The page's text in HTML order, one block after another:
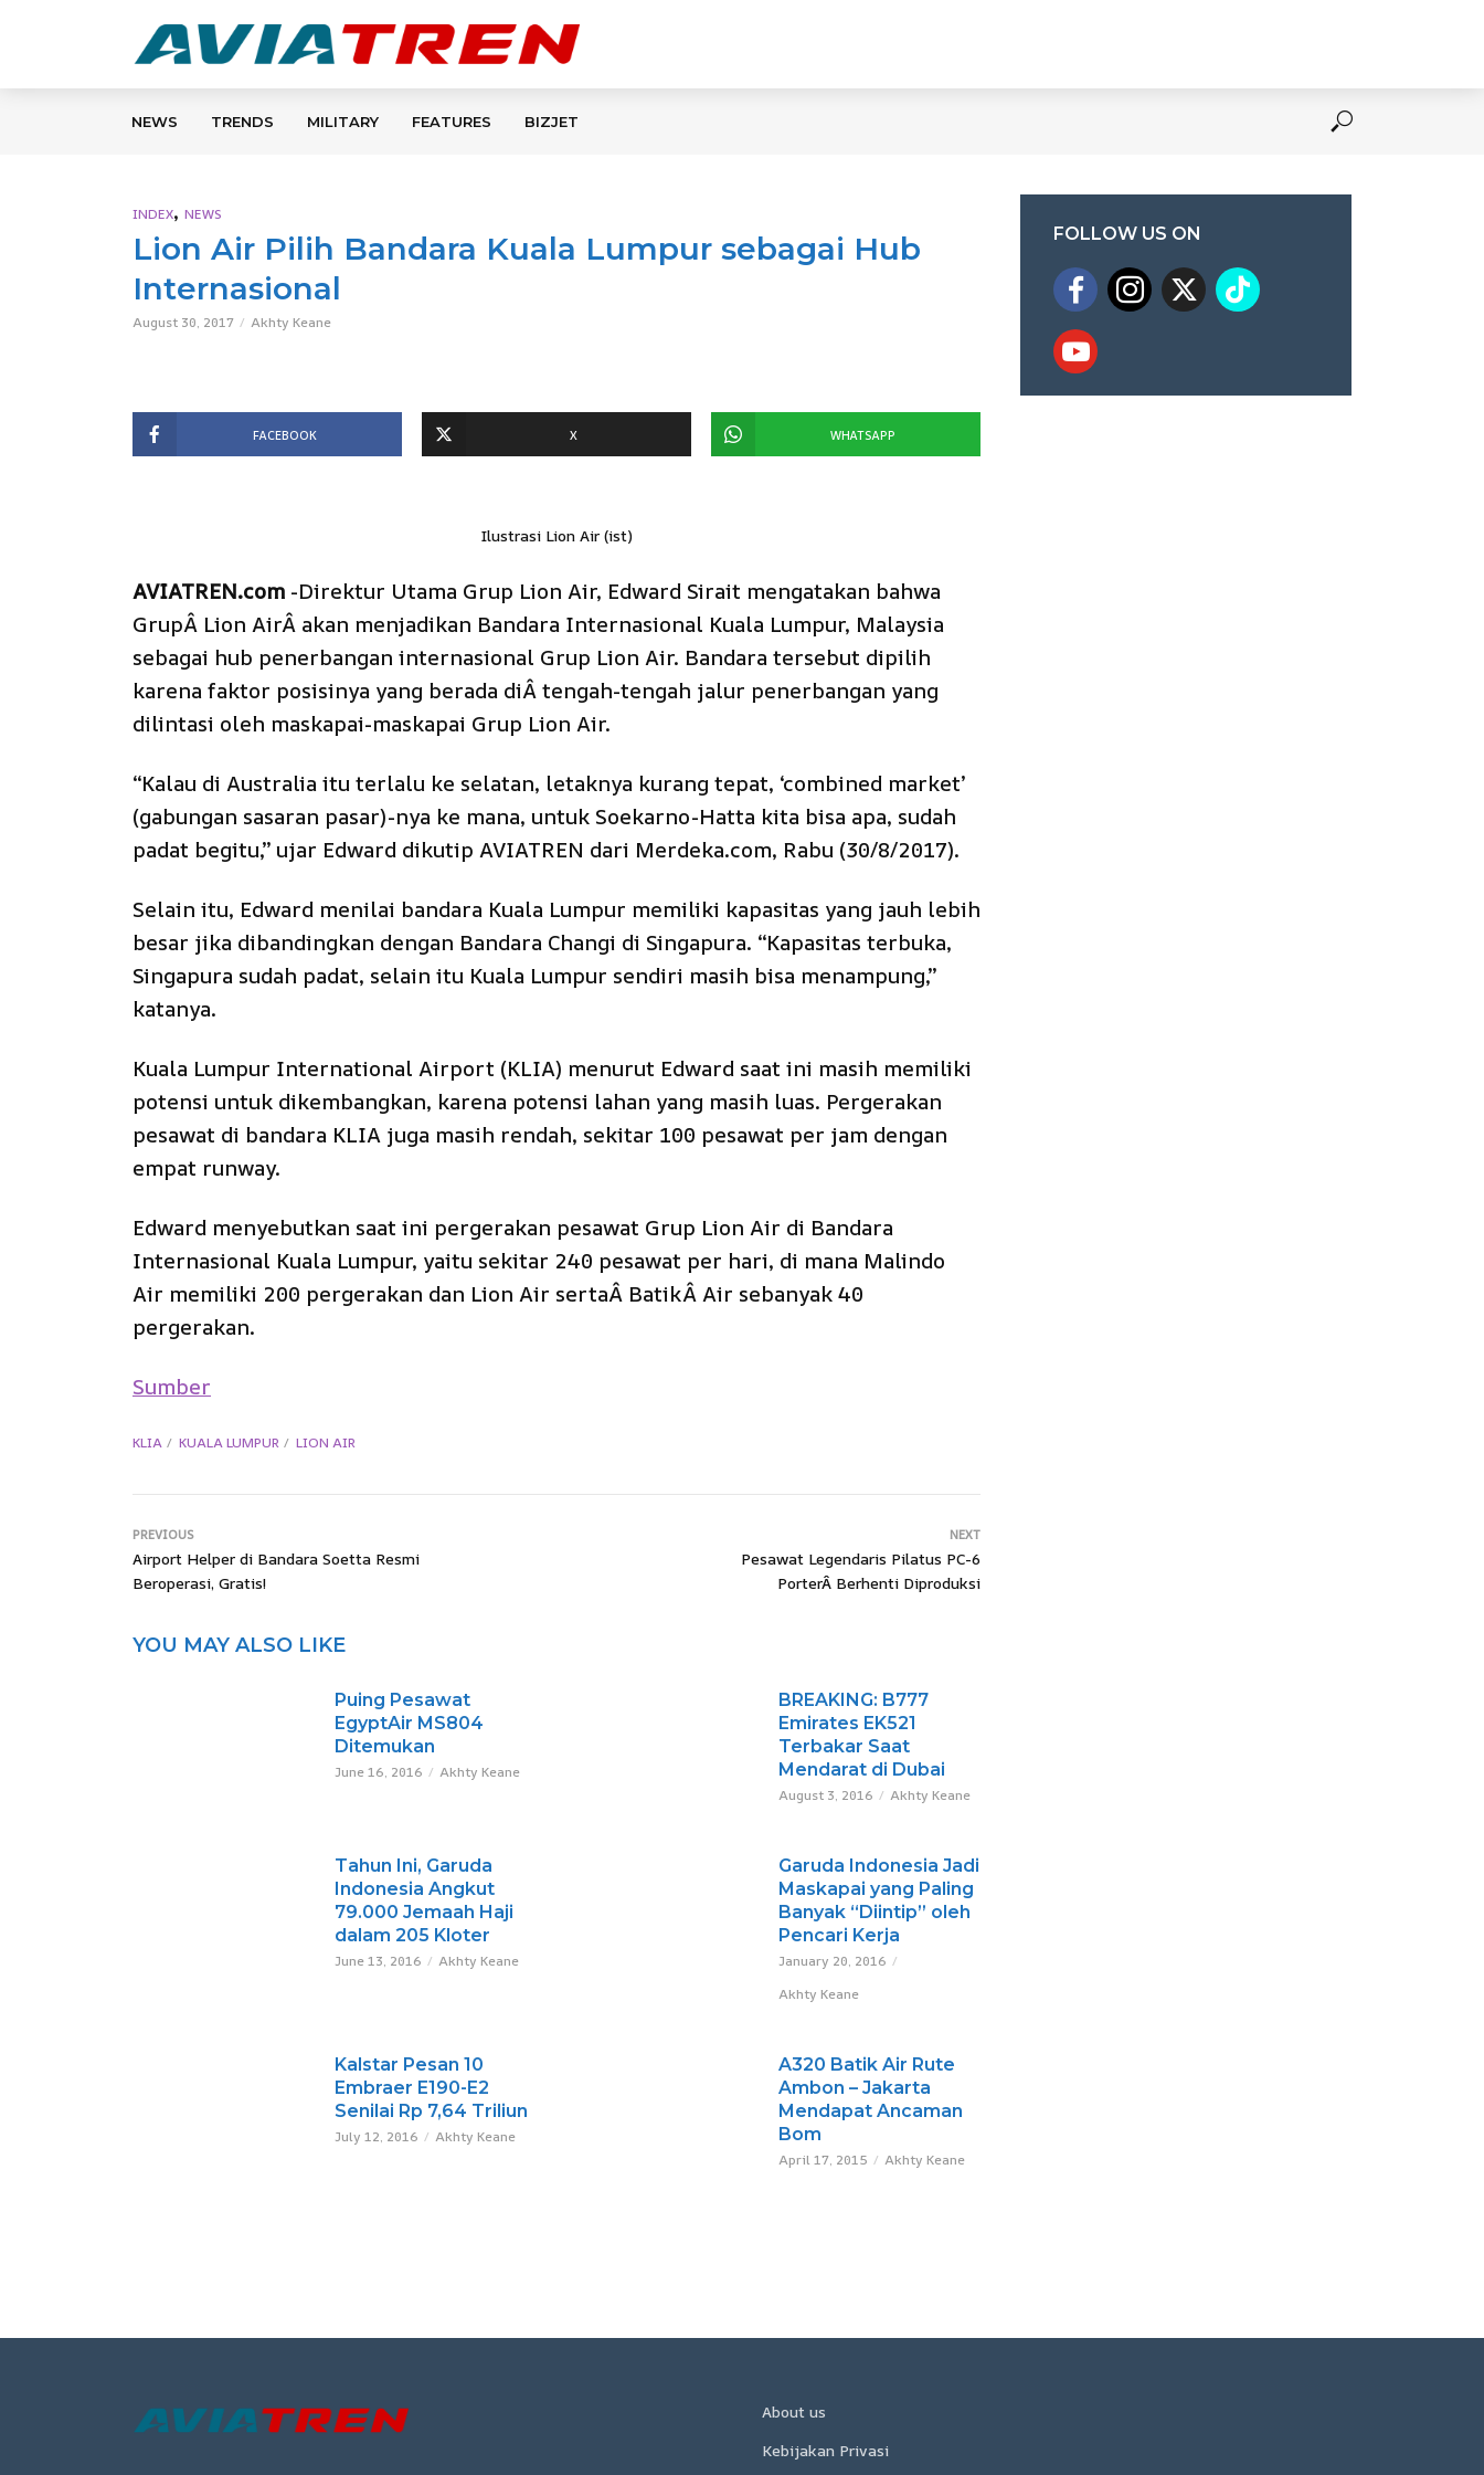
NEWS TRENDS MILITARY FEATURES BIZJET
INDEX, NEWS
Lion Air Pilih Bandara Kuala Lumpur sebagai Hub
Internasional
August 30, 2017 Akhty Keane
FACEBOOK X WHATSAPP
Ilustrasi Lion Air (ist)
AVIATREN.com -Direktur Utama Grup Lion Air, Edward Sirait mengatakan bahwa
GrupÂ Lion AirÂ akan menjadikan Bandara Internasional Kuala Lumpur, Malaysia
sebagai hub penerbangan internasional Grup Lion Air. Bandara tersebut dipilih
karena faktor posisinya yang berada diÂtengah-tengah jalur penerbangan yang
dilintasi oleh maskapai-maskapai Grup Lion Air.
“Kalau di Australia itu terlalu ke selatan, letaknya kurang tepat, ‘combined market’
(gabungan sasaran pasar)-nya ke mana, untuk Soekarno-Hatta kita bisa apa, sudah
padat begitu,” ujar Edward dikutip AVIATREN dari Merdeka.com, Rabu (30/8/2017).
Selain itu, Edward menilai bandara Kuala Lumpur memiliki kapasitas yang jauh lebih
besar jika dibandingkan dengan Bandara Changi di Singapura. “Kapasitas terbuka,
Singapura sudah padat, selain itu Kuala Lumpur sendiri masih bisa menampung,”
katanya.
Kuala Lumpur International Airport (KLIA) menurut Edward saat ini masih memiliki
potensi untuk dikembangkan, karena potensi lahan yang masih luas. Pergerakan
pesawat di bandara KLIA juga masih rendah, sekitar 100 pesawat per jam dengan
empat runway.
Edward menyebutkan saat ini pergerakan pesawat Grup Lion Air di Bandara
Internasional Kuala Lumpur, yaitu sekitar 240 pesawat per hari, di mana Malindo
Air memiliki 200 pergerakan dan Lion Air sertaÂ BatikÂ Air sebanyak 40
pergerakan.
Sumber
KLIA KUALA LUMPUR LION AIR
PREVIOUS
Airport Helper di Bandara Soetta Resmi
Beroperasi, Gratis!
NEXT
Pesawat Legendaris Pilatus PC-6
PorterÂ Berhenti Diproduksi
YOU MAY ALSO LIKE
Puing Pesawat
EgyptAir MS804
Ditemukan
June 16, 2016 Akhty Keane
BREAKING: B777
Emirates EK521
Terbakar Saat
Mendarat di Dubai
August 3, 2016 Akhty Keane
Tahun Ini, Garuda
Indonesia Angkut
79.000 Jemaah Haji
dalam 205 Kloter
June 13, 2016 Akhty Keane
Garuda Indonesia Jadi
Maskapai yang Paling
Banyak “Diintip” oleh
Pencari Kerja
January 20, 2016
Akhty Keane
Kalstar Pesan 10
Embraer E190-E2
Senilai Rp 7,64 Triliun
July 12, 2016 Akhty Keane
A320 Batik Air Rute
Ambon – Jakarta
Mendapat Ancaman
Bom
April 17, 2015 Akhty Keane
FOLLOW US ON
About us
Kebijakan Privasi